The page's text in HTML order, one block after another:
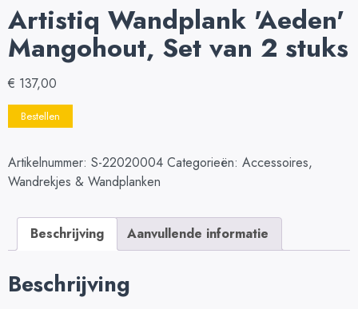
Artistiq Wandplank 'Aeden'
Mangohout, Set van 2 stuks
€ 137,00
Bestellen
Artikelnummer: S-22020004 Categorieën: Accessoires,
Wandrekjes & Wandplanken
Beschrijving Aanvullende informatie
Beschrijving